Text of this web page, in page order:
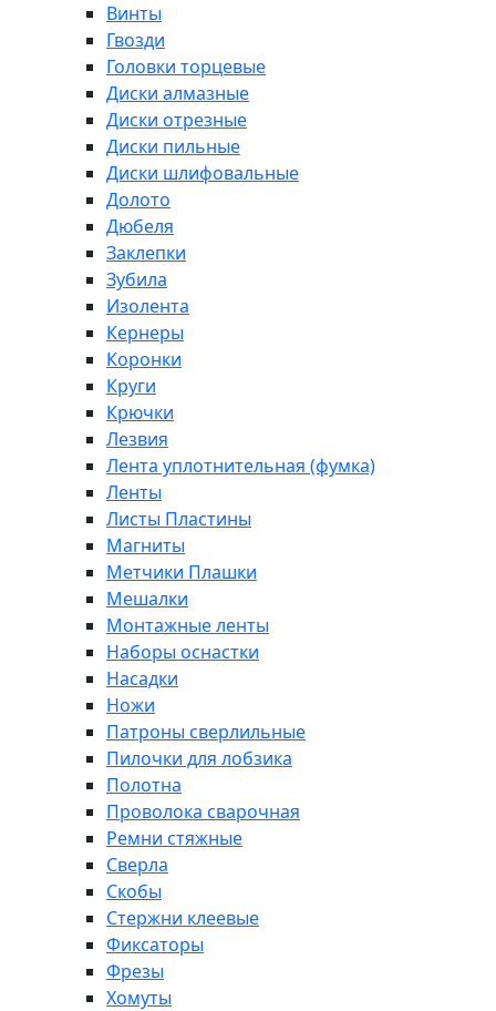
Винты
Гвозди
Головки торцевые
Диски алмазные
Диски отрезные
Диски пильные
Диски шлифовальные
Долото
Дюбеля
Заклепки
Зубила
Изолента
Кернеры
Коронки
Круги
Крючки
Лезвия
Лента уплотнительная (фумка)
Ленты
Листы Пластины
Магниты
Метчики Плашки
Мешалки
Монтажные ленты
Наборы оснастки
Насадки
Ножи
Патроны сверлильные
Пилочки для лобзика
Полотна
Проволока сварочная
Ремни стяжные
Сверла
Скобы
Стержни клеевые
Фиксаторы
Фрезы
Хомуты